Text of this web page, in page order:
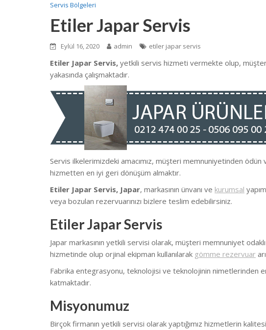
Servis Bölgeleri
Etiler Japar Servis
Eylül 16, 2020 admin etiler japar servis
Etiler Japar Servis, yetkili servis hizmeti vermekte olup,
yakasında çalışmaktadır.
Servis ilkelerimizdeki amacımız, müşteri memnuniyetinden
hizmetten en iyi geri dönüşüm almaktır.
Etiler Japar Servis, Japar, markasının ünvanı ve kurumsal
veya bozulan rezervuarınızı bizlere teslim edebilirsiniz.
Etiler Japar Servis
Japar markasının yetkili servisi olarak, müşteri memnuniyet
hizmetinde olup orjinal ekipman kullanılarak gömme rezervuar
Fabrika entegrasyonu, teknolojisi ve teknolojinin nimetlerinden
katmaktadır.
Misyonumuz
Birçok firmanın yetkili servisi olarak yaptığımız hizmetlerin